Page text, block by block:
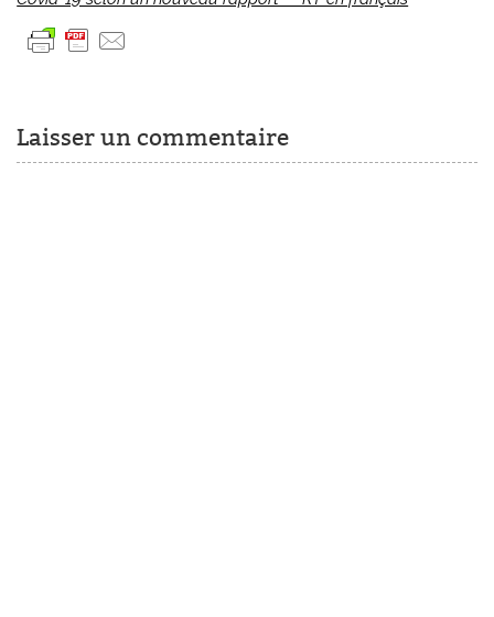
Laisser un commentaire